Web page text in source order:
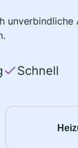
unverbindliche
Schnell